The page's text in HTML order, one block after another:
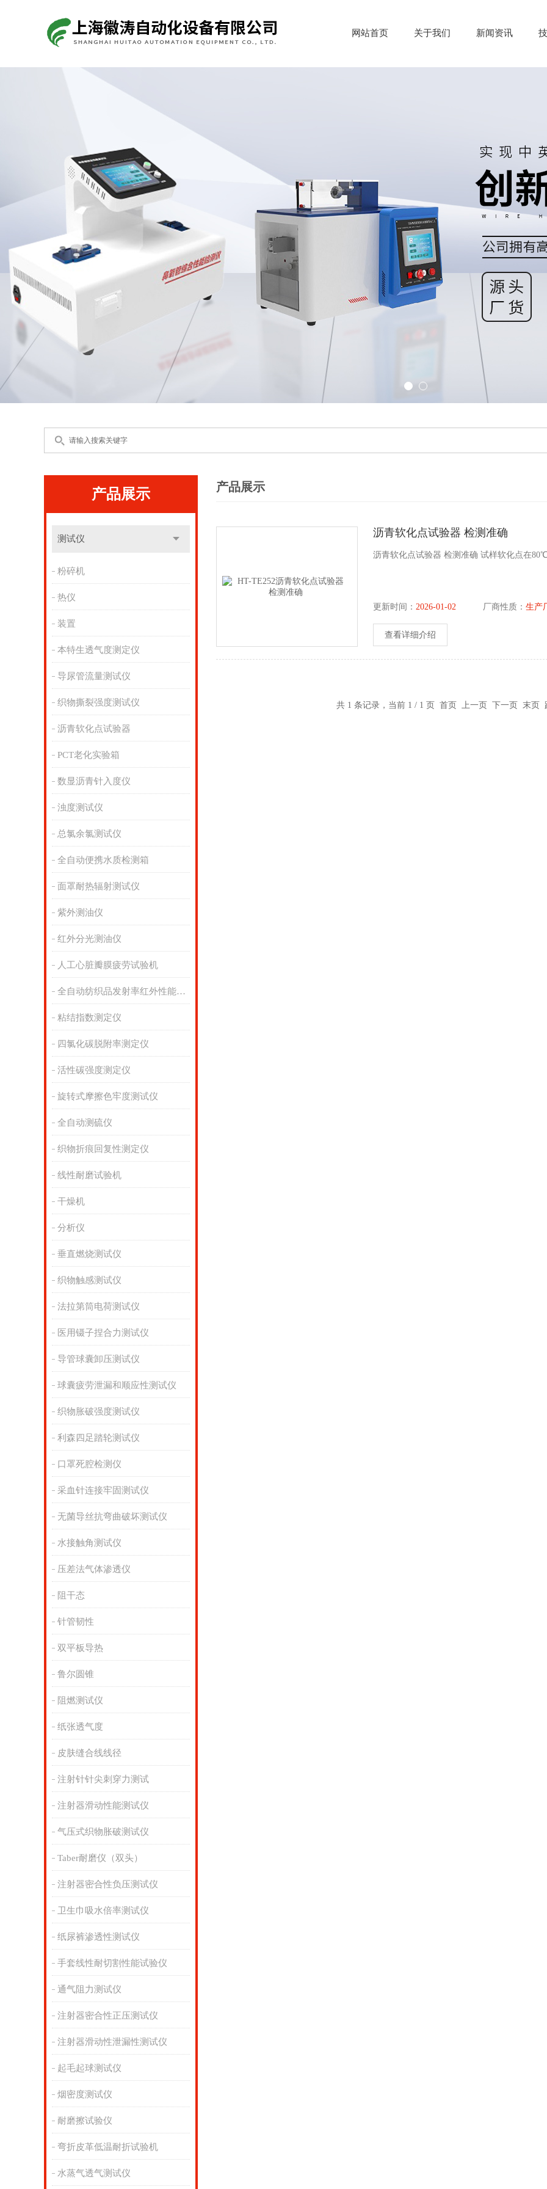
网站首页 关于我们 新闻资讯
产品展示
测试仪
粉碎机
热仪
装置
本特生透气度测定仪
导尿管流量测试仪
织物撕裂强度测试仪
沥青软化点试验器
PCT老化实验箱
数显沥青针入度仪
浊度测试仪
总氯余氯测试仪
全自动便携水质检测箱
面罩耐热辐射测试仪
紫外测油仪
红外分光测油仪
人工心脏瓣膜疲劳试验机
全自动纺织品发射率红外性能分析
粘结指数测定仪
四氯化碳脱附率测定仪
活性碳强度测定仪
旋转式摩擦色牢度测试仪
全自动测硫仪
织物折痕回复性测定仪
线性耐磨试验机
干燥机
分析仪
垂直燃烧测试仪
织物触感测试仪
法拉第筒电荷测试仪
医用镊子捏合力测试仪
导管球囊卸压测试仪
球囊疲劳泄漏和顺应性测试仪
织物胀破强度测试仪
利森四足踏轮测试仪
口罩死腔检测仪
采血针连接牢固测试仪
无菌导丝抗弯曲破坏测试仪
水接触角测试仪
压差法气体渗透仪
阻干态
针管韧性
双平板导热
鲁尔圆锥
阻燃测试仪
纸张透气度
皮肤缝合线线径
注射针针尖刺穿力测试
注射器滑动性能测试仪
气压式织物胀破测试仪
Taber耐磨仪（双头）
注射器密合性负压测试仪
卫生巾吸水倍率测试仪
纸尿裤渗透性测试仪
手套线性耐切割性能试验仪
通气阻力测试仪
注射器密合性正压测试仪
注射器滑动性泄漏性测试仪
起毛起球测试仪
烟密度测试仪
耐磨擦试验仪
弯折皮革低温耐折试验机
水蒸气透气测试仪
产品展示
沥青软化点试验器 检测准确
沥青软化点试验器 检测准确 试样软化点在
更新时间：2026-01-02 厂商性质：生产
查看详细介绍
共 1 条记录，当前 1 / 1 页 首页 上一页 下一页 末页